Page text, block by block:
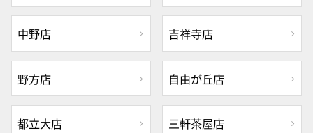
中野店 吉祥寺店
野方店 自由が丘店
都立大店 三軒茶屋店